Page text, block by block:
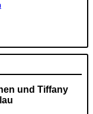
und Tiffany